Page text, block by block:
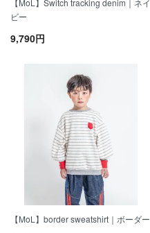
【MoL】Switch tracking denim｜ネイ
ビー
9,790円
【MoL】border sweatshirt｜ボーダー